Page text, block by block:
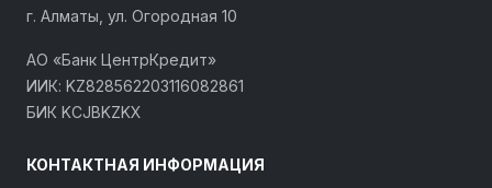
г. Алматы, ул. Огородная 10
АО «Банк ЦентрКредит»
ИИК: KZ828562203116082861
БИК KCJBKZKX
КОНТАКТНАЯ ИНФОРМАЦИЯ